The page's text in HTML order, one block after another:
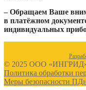
– Обращаем Ваше
в платёжном
индивидуальных
© 2025 ООО
Политика обработки
Меры безопасности